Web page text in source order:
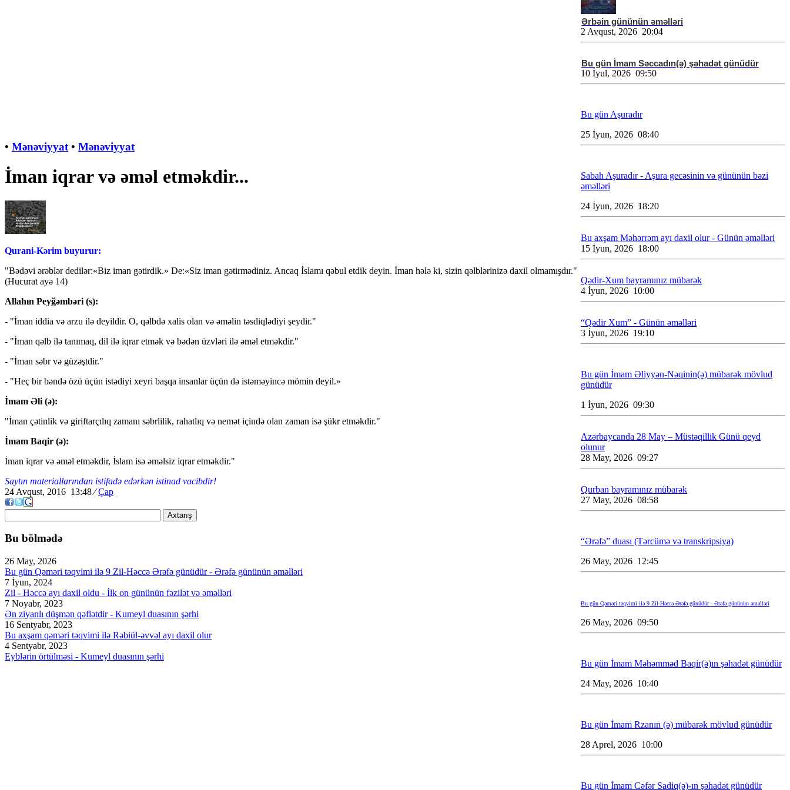
• Mənəviyyat • Mənəviyyat
İman iqrar və əməl etməkdir...
Qurani-Kərim buyurur:
"Bədəvi ərəblər dedilər:«Biz iman gətirdik.» De:«Siz iman gətirmədiniz. Ancaq İslamı qəbul etdik deyin. İman hələ ki, sizin qəlblərinizə daxil olmamışdır."
(Hucurat ayə 14)
Allahın Peyğəmbəri (s):
- "İman iddia və arzu ilə deyildir. O, qəlbdə xalis olan və əməlin təsdiqlədiyi şeydir."
- "İman qəlb ilə tanımaq, dil ilə iqrar etmək və bədən üzvləri ilə əməl etməkdir."
- "İman səbr və güzəştdir."
- "Heç bir bəndə özü üçün istədiyi xeyri başqa insanlar üçün də istəməyincə mömin deyil.»
İmam Əli (ə):
"İman çətinlik və giriftarçılıq zamanı səbrlilik, rahatlıq və nemət içində olan zaman isə şükr etməkdir."
İmam Baqir (ə):
İman iqrar və əməl etməkdir, İslam isə əməlsiz iqrar etməkdir."
Saytın materiallarından istifadə edərkən istinad vacibdir!
24 Avqust, 2016 13:48⁄ Çap
Axtarış
Bu bölmədə
26 May, 2026
Bu gün Qəməri təqvimi ilə 9 Zil-Həccə Ərəfə günüdür - Ərəfə gününün əməlləri
7 İyun, 2024
Zil - Həccə ayı daxil oldu - İlk on gününün fəzilət və əməlləri
7 Noyabr, 2023
Ən ziyanlı düşmən qəflətdir - Kumeyl duasının şərhi
16 Sentyabr, 2023
Bu axşam qəməri təqvimi ilə Rəbiül-əvvəl ayı daxil olur
4 Sentyabr, 2023
Eyblərin örtülməsi - Kumeyl duasının şərhi
Ərbəin gününün əməlləri
2 Avqust, 2026 20:04
Bu gün İmam Səccadın(ə) şəhadət günüdür
10 İyul, 2026 09:50
Bu gün Aşuradır
25 İyun, 2026 08:40
Sabah Aşuradır - Aşura gecəsinin və gününün bəzi
əməlləri
24 İyun, 2026 18:20
Bu axşam Məhərrəm ayı daxil olur - Günün əməlləri
15 İyun, 2026 18:00
Qədir-Xum bayramınız mübarək
4 İyun, 2026 10:00
“Qədir Xum” - Günün əməlləri
3 İyun, 2026 19:10
Bu gün İmam Əliyyən-Nəqinin(ə) mübarək mövlud
günüdür
1 İyun, 2026 09:30
Azərbaycanda 28 May – Müstəqillik Günü qeyd
olunur
28 May, 2026 09:27
Qurban bayramınız mübarək
27 May, 2026 08:58
“Ərəfə” duası (Tərcümə və transkripsiya)
26 May, 2026 12:45
Bu gün Qəməri təqvimi ilə 9 Zil-Həccə Ərəfə günüdür - Ərəfə gününün əməlləri
26 May, 2026 09:50
Bu gün İmam Məhəmməd Baqir(ə)ın şəhadət günüdür
24 May, 2026 10:40
Bu gün İmam Rzanın (ə) mübarək mövlud günüdür
28 Aprel, 2026 10:00
Bu gün İmam Cəfər Sadiq(ə)-ın şəhadət günüdür